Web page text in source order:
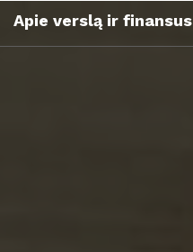
SkipApie verslą ir finansus